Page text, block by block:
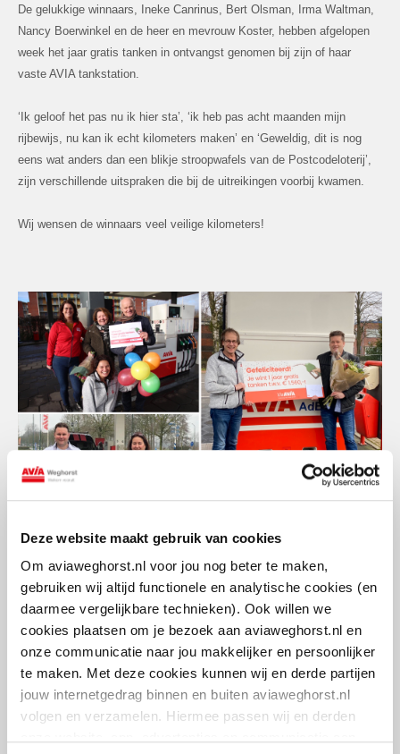
Deze website maakt gebruik van cookies
Om aviaweghorst.nl voor jou nog beter te maken,
gebruiken wij altijd functionele en analytische cookies (en
daarmee vergelijkbare technieken). Ook willen we
cookies plaatsen om je bezoek aan aviaweghorst.nl en
onze communicatie naar jou makkelijker en persoonlijker
te maken. Met deze cookies kunnen wij en derde partijen
jouw internetgedrag binnen en buiten aviaweghorst.nl
volgen en verzamelen. Hiermee passen wij en derden
De gelukkige winnaars, Ineke Canrinus, Bert Olsman, Irma Waltman,
Nancy Boerwinkel en de heer en mevrouw Koster, hebben afgelopen
week het jaar gratis tanken in ontvangst genomen bij zijn of haar
vaste AVIA tankstation.
‘Ik geloof het pas nu ik hier sta’, ‘ik heb pas acht maanden mijn
rijbewijs, nu kan ik echt kilometers maken’ en ‘Geweldig, dit is nog
eens wat anders dan een blikje stroopwafels van de Postcodeloterij’,
zijn verschillende uitspraken die bij de uitreikingen voorbij kwamen.
Wij wensen de winnaars veel veilige kilometers!
ViaAVIA